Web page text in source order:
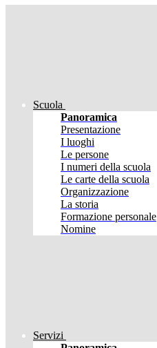
Scuola
Panoramica
Presentazione
I luoghi
Le persone
I numeri della scuola
Le carte della scuola
Organizzazione
La storia
Formazione personale
Nomine
Servizi